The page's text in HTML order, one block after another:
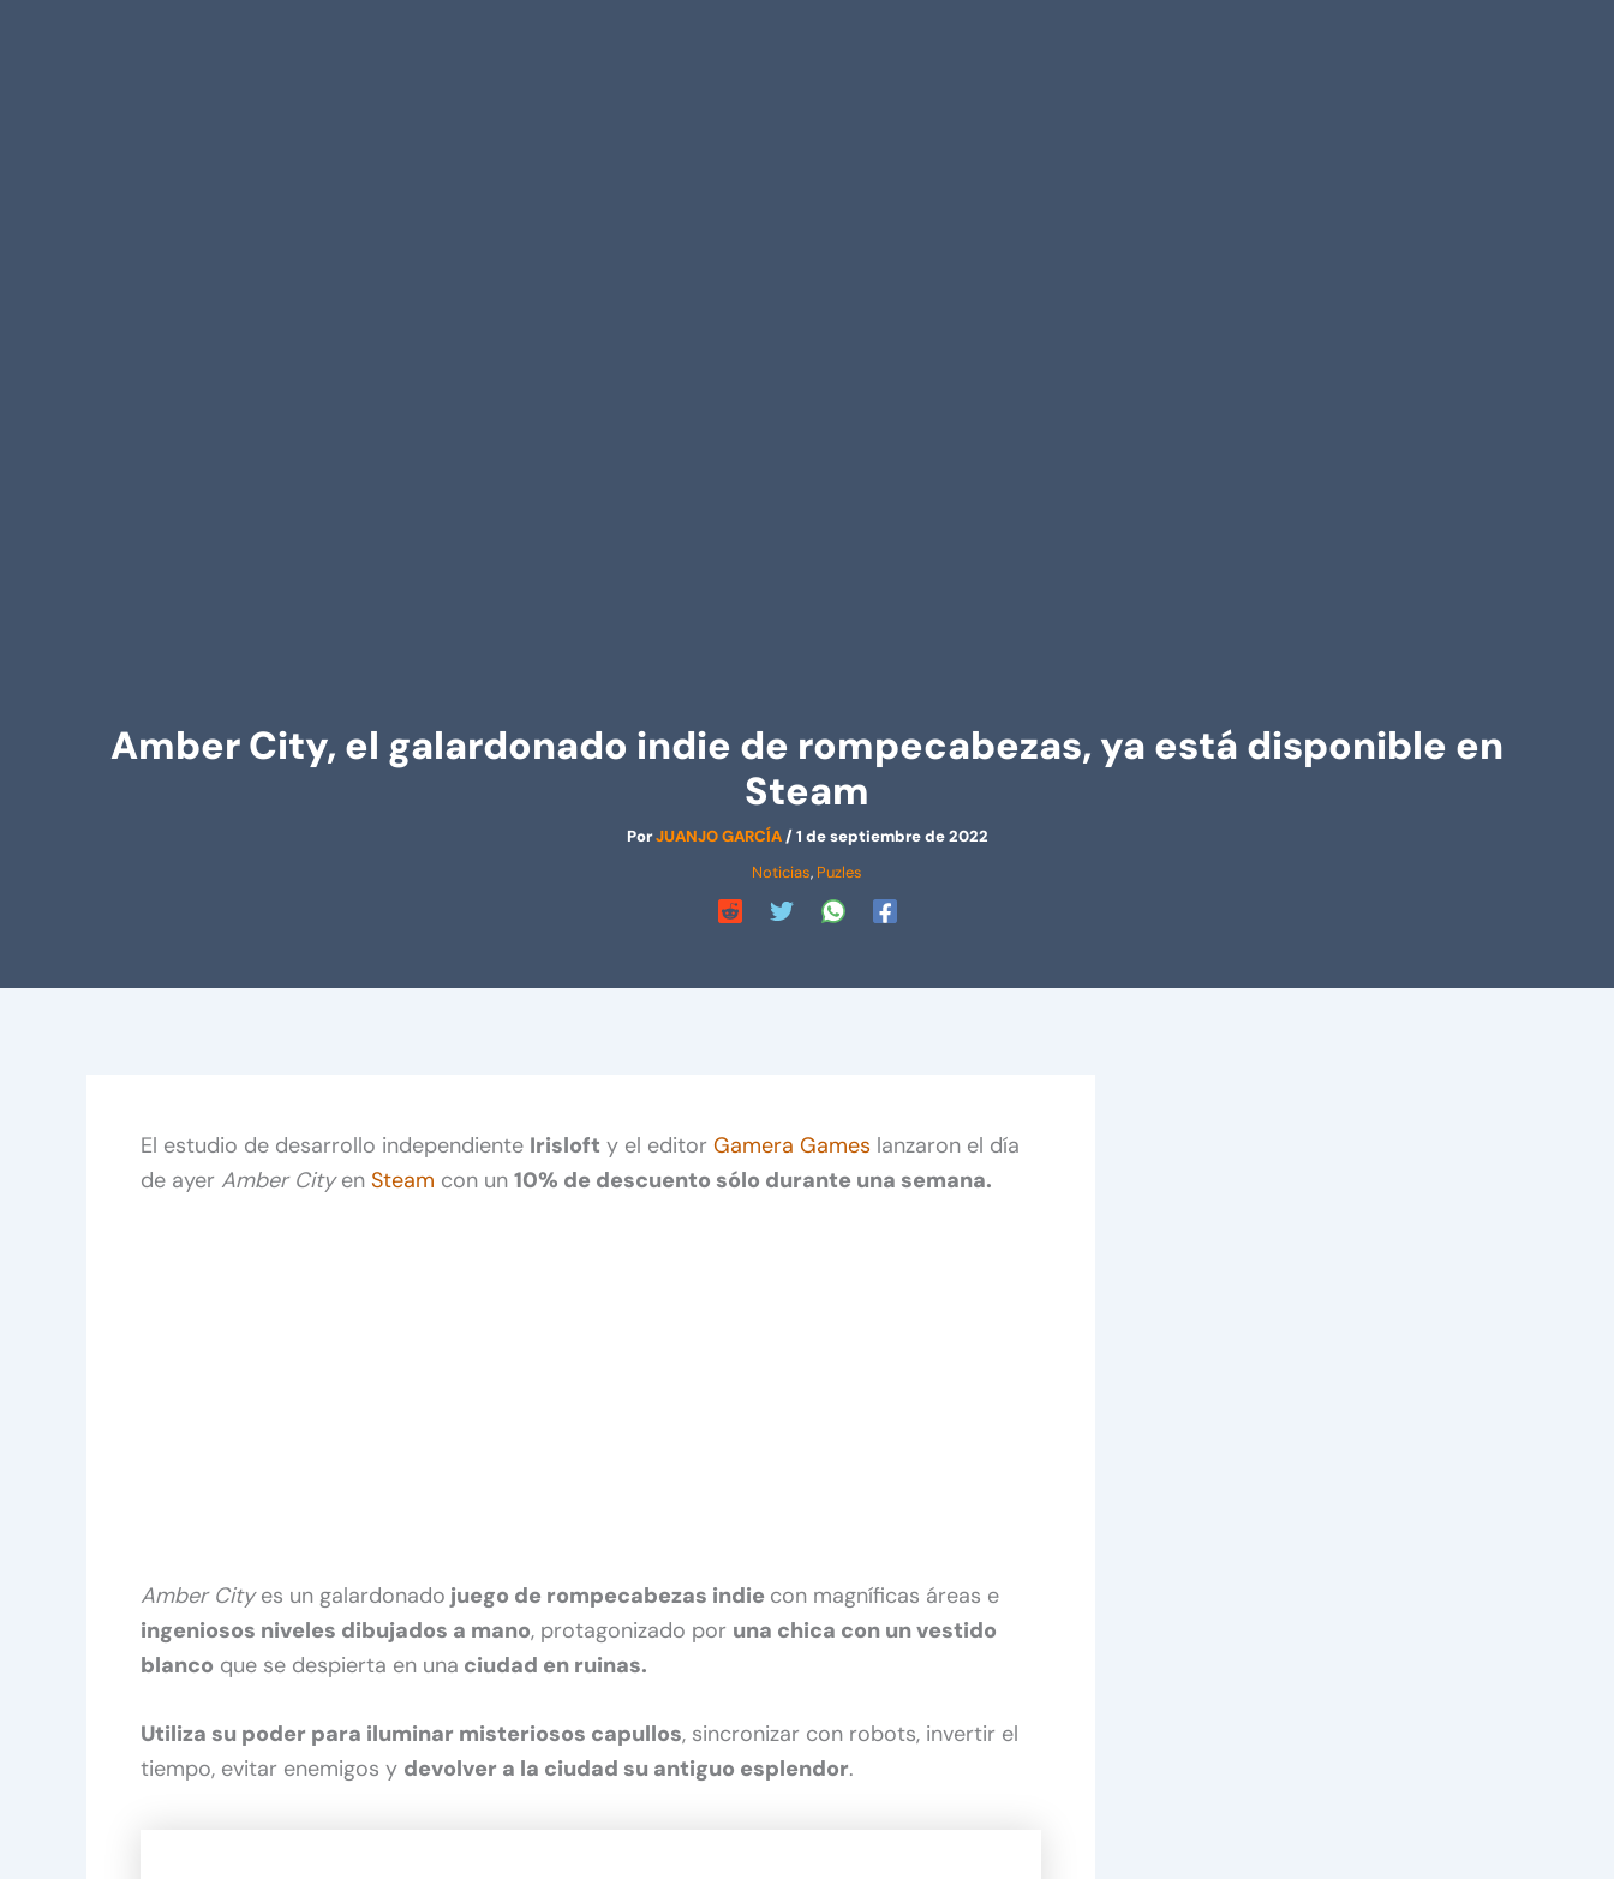
Amber City, el galardonado indie de rompecabezas, ya está disponible en
Steam
PorJUANJO GARCÍA/1 de septiembre de 2022
Noticias, Puzles
El estudio de desarrollo independiente Irisloft y el editor Gamera Games lanzaron el día
de ayer Amber Cityen Steam con un 10% de descuento sólo durante una semana.
Amber Cityes un galardonado juego de rompecabezas indie con magníficas áreas e
ingeniosos niveles dibujados a mano, protagonizado por una chica con un vestido
blanco que se despierta en una ciudad en ruinas.
Utiliza su poder para iluminar misteriosos capullos, sincronizar con robots, invertir el
tiempo, evitar enemigos y devolver a la ciudad su antiguo esplendor.